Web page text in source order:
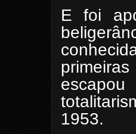
E foi
1953.